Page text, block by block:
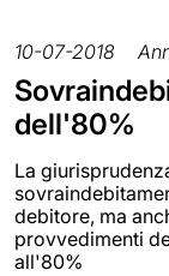
10-07-2018
dell'80%
La
debitore, ma
provvedimenti
all'80%